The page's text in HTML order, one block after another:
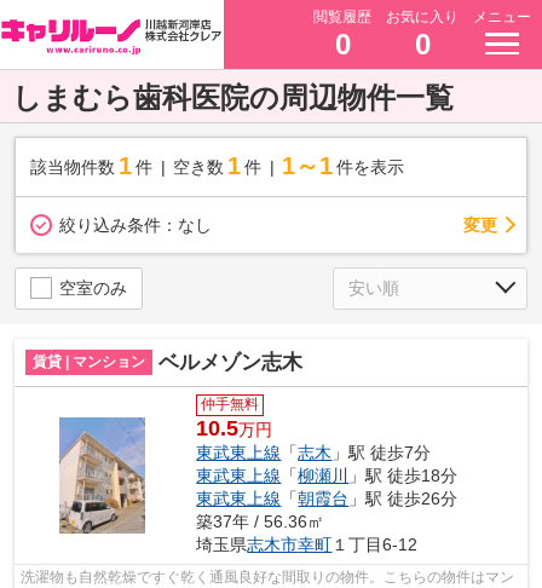
閲覧履歴
0
お気に入り
0
メニュー
しまむら歯科医院の周辺物件一覧
該当物件数 1件 空き数 1 件 1～1 件を表示
絞り込み条件： なし 変更
空室のみ
賃貸 | マンション ベルメゾン志木
仲手無料
10.5万円
東武東上線 「志木 」駅 徒歩7分
東武東上線 「柳瀬川
」駅 徒歩18分
東武東上線 「朝霞台 」駅 徒歩26分
築37年 / 56.36㎡
埼玉県志木市幸町１丁目6-12
洗濯物も自然乾燥ですぐ乾く通風良好な間取りの物件。こちらの物件はマン